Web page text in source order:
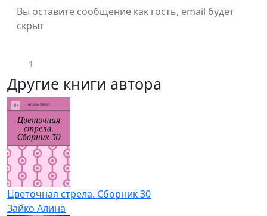
Вы оставите сообщение как гость, email будет
скрыт
1
Другие книги автора
Цветочная стрела. Сборник 30
Зайко Алина